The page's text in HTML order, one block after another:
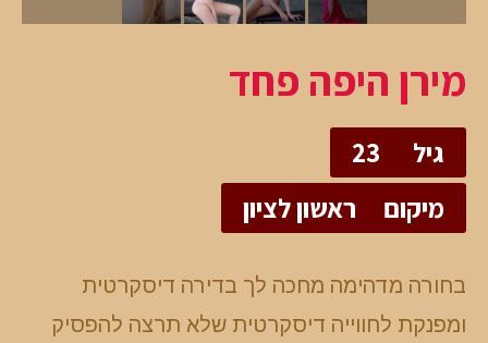
מירן היפה פחד
גיל
23
מיקום
ראשון לציון
בחורה מדהימה מחכה לך בדירה דיסקרטית
ומפנקת לחווייה דיסקרטית שלא תרצה להפסיק